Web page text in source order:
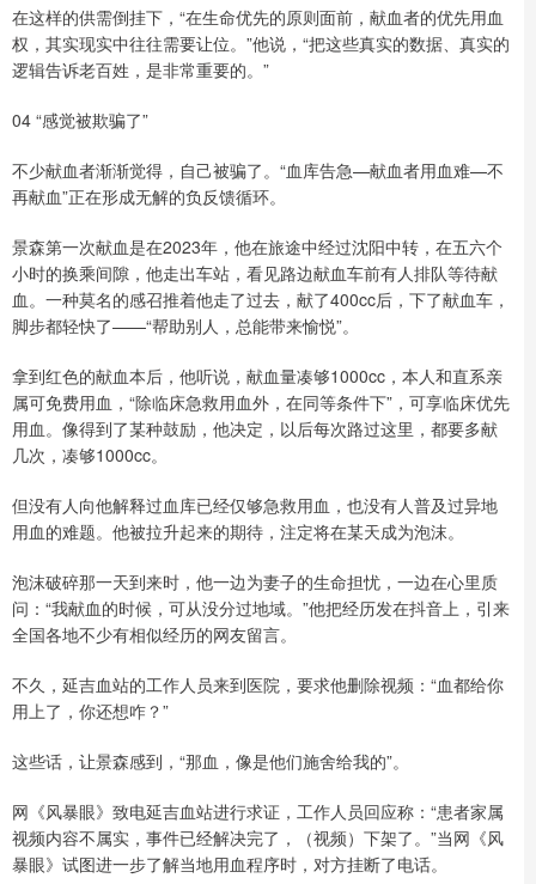
在这样的供需倒挂下，“在生命优先的原则面前，献血者的优先用血
权，其实现实中往往需要让位。”他说，“把这些真实的数据、真实的
逻辑告诉老百姓，是非常重要的。”
04 “感觉被欺骗了”
不少献血者渐渐觉得，自己被骗了。“血库告急—献血者用血难—不
再献血”正在形成无解的负反馈循环。
景森第一次献血是在2023年，他在旅途中经过沈阳中转，在五六个
小时的换乘间隙，他走出车站，看见路边献血车前有人排队等待献
血。一种莫名的感召推着他走了过去，献了400cc后，下了献血车，
脚步都轻快了——“帮助别人，总能带来愉悦”。
拿到红色的献血本后，他听说，献血量凑够1000cc，本人和直系亲
属可免费用血，“除临床急救用血外，在同等条件下”，可享临床优先
用血。像得到了某种鼓励，他决定，以后每次路过这里，都要多献
几次，凑够1000cc。
但没有人向他解释过血库已经仅够急救用血，也没有人普及过异地
用血的难题。他被拉升起来的期待，注定将在某天成为泡沫。
泡沫破碎那一天到来时，他一边为妻子的生命担忧，一边在心里质
问：“我献血的时候，可从没分过地域。”他把经历发在抖音上，引来
全国各地不少有相似经历的网友留言。
不久，延吉血站的工作人员来到医院，要求他删除视频：“血都给你
用上了，你还想咋？”
这些话，让景森感到，“那血，像是他们施舍给我的”。
网《风暴眼》致电延吉血站进行求证，工作人员回应称：“患者家属
视频内容不属实，事件已经解决完了，（视频）下架了。”当网《风
暴眼》试图进一步了解当地用血程序时，对方挂断了电话。